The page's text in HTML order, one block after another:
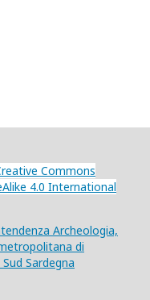
Commons
4.0 International
Archeologia,
di
Sardegna